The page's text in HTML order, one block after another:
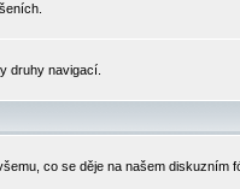
druhy navigací.
co se děje na našem diskuzním